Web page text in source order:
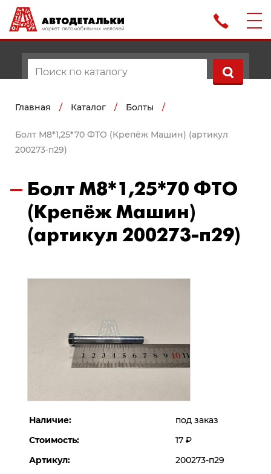
Главная / Каталог / Болты /
Болт М8*1,25*70 ФТО (Крепёж Машин) (артикул
200273-п29)
Болт М8*1,25*70 ФТО
(Крепёж Машин)
(артикул 200273-п29)
Наличие:
под заказ
Стоимость:
17 Р
Артикул:
200273-п29